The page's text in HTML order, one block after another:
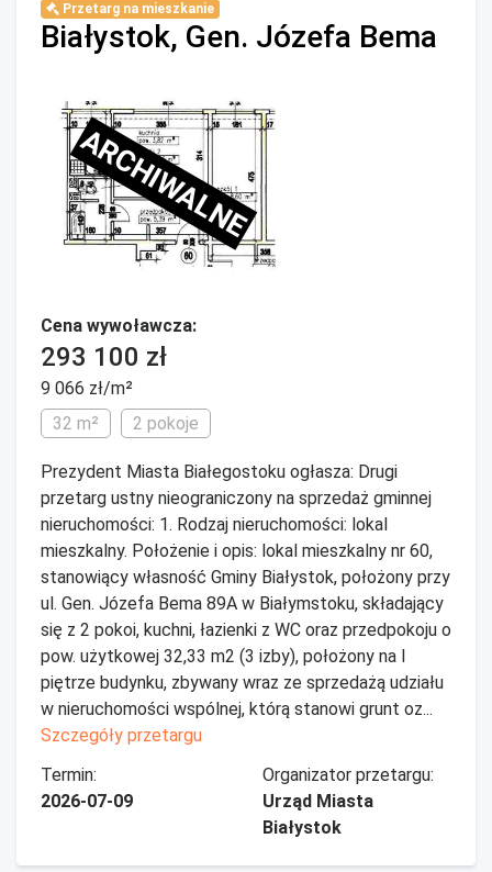
Przetarg na mieszkanie
Białystok, Gen. Józefa Bema
ARCHIWALNE
Cena wywoławcza:
293 100 zł
9 066 zł/m²
32 m²
2 pokoje
Prezydent Miasta Białegostoku ogłasza: Drugi
przetarg ustny nieograniczony na sprzedaż gminnej
nieruchomości: 1. Rodzaj nieruchomości: lokal
mieszkalny. Położenie i opis: lokal mieszkalny nr 60,
stanowiący własność Gminy Białystok, położony przy
ul. Gen. Józefa Bema 89A w Białymstoku, składający
się z 2 pokoi, kuchni, łazienki z WC oraz przedpokoju o
pow. użytkowej 32,33 m2 (3 izby), położony na I
piętrze budynku, zbywany wraz ze sprzedażą udziału
w nieruchomości wspólnej, którą stanowi grunt oz...
Szczegóły przetargu
Termin:
2026-07-09
Organizator przetargu:
Urząd Miasta
Białystok